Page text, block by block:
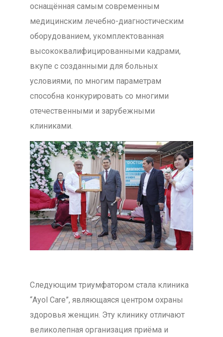
оснащённая самым современным
медицинским лечебно-диагностическим
оборудованием, укомплектованная
высококвалифицированными кадрами,
вкупе с созданными для больных
условиями, по многим параметрам
способна конкурировать со многими
отечественными и зарубежными
клиниками.
Следующим триумфатором стала клиника
“Ayol Care”, являющаяся центром охраны
здоровья женщин. Эту клинику отличают
великолепная организация приёма и